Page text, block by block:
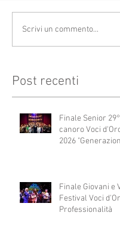
Scrivi un commento...
Post recenti
Finale Senior
canoro Voci
2026
Finale Giovani e
Festival Voci
Professionalità